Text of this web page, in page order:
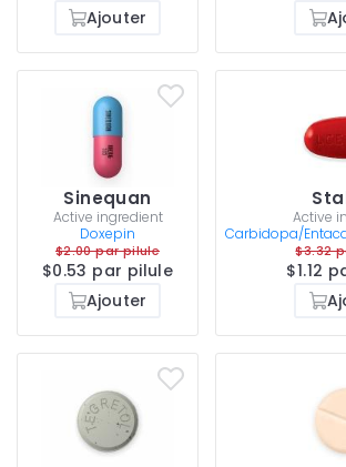
Ajouter
Sinequan
Active ingredient
Doxepin
$2.00 par pilule
$0.53 par pilule
Ajouter
Active
Carbidopa/
$3.32
$1.12